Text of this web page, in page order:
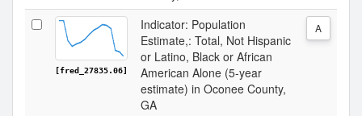
[fred_27835.06]
Indicator: Population
Estimate,: Total, Not Hispanic
or Latino, Black or African
American Alone (5-year
estimate) in Oconee County,
GA
A